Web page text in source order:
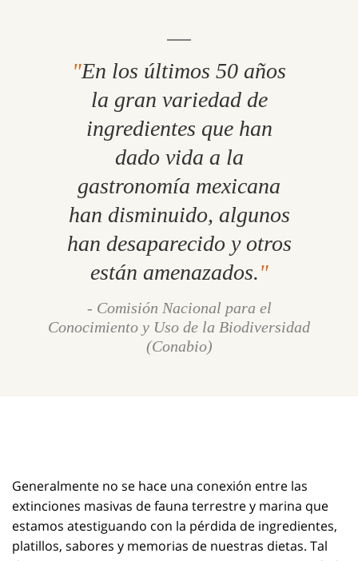
En los últimos 50 años
la gran variedad de
ingredientes que han
dado vida a la
gastronomía mexicana
han disminuido, algunos
han desaparecido y otros
están amenazados.
- Comisión Nacional para el
Conocimiento y Uso de la Biodiversidad
(Conabio)
Generalmente no se hace una conexión entre las
extinciones masivas de fauna terrestre y marina que
estamos atestiguando con la pérdida de ingredientes,
platillos, sabores y memorias de nuestras dietas. Tal